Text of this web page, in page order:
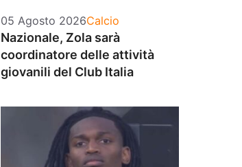
05 Agosto 2026Categorie
Calcio
Nazionale, Zola sarà
coordinatore delle attività
giovanili del Club Italia